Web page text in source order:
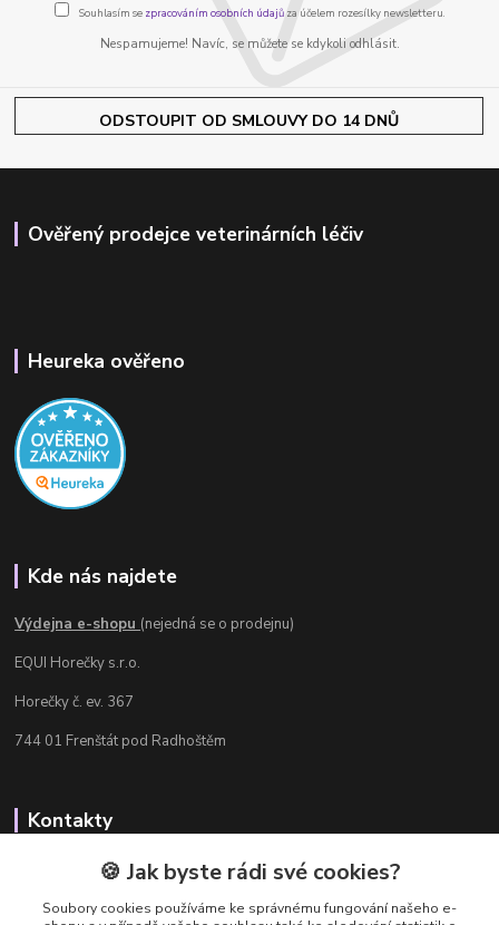
Souhlasím se zpracováním osobních údajůza účelem rozesílky newsletteru.
Nespamujeme! Navíc, se můžete se kdykoli odhlásit.
ODSTOUPIT OD SMLOUVY DO 14 DNŮ
Ověřený prodejce veterinárních léčiv
Heureka ověřeno
Kde nás najdete
Výdejna e-shopu (nejedná se o prodejnu)
EQUI Horečky s.r.o.
Horečky č. ev. 367
744 01 Frenštát pod Radhoštěm
Kontakty
Radka Chamrádová
+420 737 484 708
Výdejna e-shopu: Po-Ne, 8-20 hod.
🍪 Jak byste rádi své cookies?
Soubory cookies používáme ke správnému fungování našeho e-